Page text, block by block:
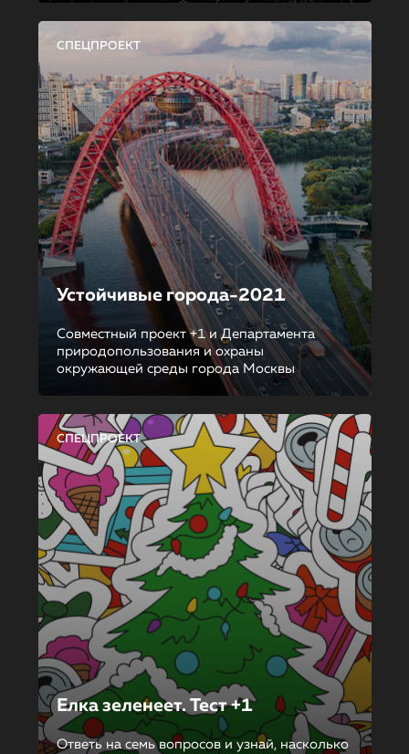
СПЕЦПРОЕКТ
Устойчивые города-2021
Совместный проект +1 и Департамента
природопользования и охраны
окружающей среды города Москвы
СПЕЦПРОЕКТ
Елка зеленеет. Тест +1
Ответь на семь вопросов и узнай, насколько